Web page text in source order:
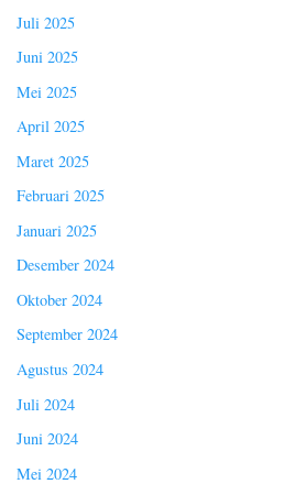
Juli 2025
Juni 2025
Mei 2025
April 2025
Maret 2025
Februari 2025
Januari 2025
Desember 2024
Oktober 2024
September 2024
Agustus 2024
Juli 2024
Juni 2024
Mei 2024